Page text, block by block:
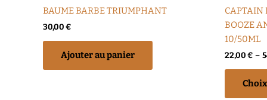
BAUME BARBE TRIUMPHANT
30,00€
Ajouter au panier
CAPTAIN
BOOZE
10/50ML
22,00€ –